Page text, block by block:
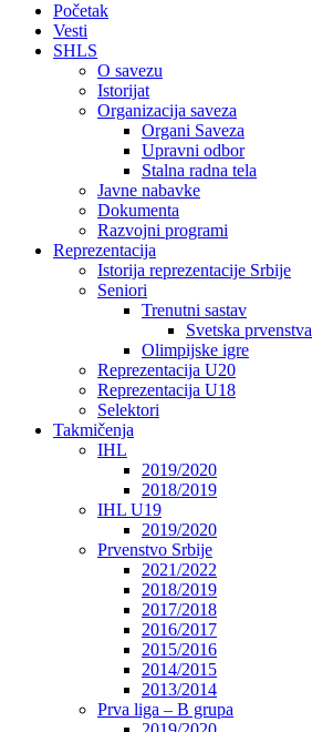
Početak
Vesti
SHLS
O savezu
Istorijat
Organizacija saveza
Organi Saveza
Upravni odbor
Stalna radna tela
Javne nabavke
Dokumenta
Razvojni programi
Reprezentacija
Istorija reprezentacije Srbije
Seniori
Trenutni sastav
Svetska prvenstva
Olimpijske igre
Reprezentacija U20
Reprezentacija U18
Selektori
Takmičenja
IHL
2019/2020
2018/2019
IHL U19
2019/2020
Prvenstvo Srbije
2021/2022
2018/2019
2017/2018
2016/2017
2015/2016
2014/2015
2013/2014
Prva liga – B grupa